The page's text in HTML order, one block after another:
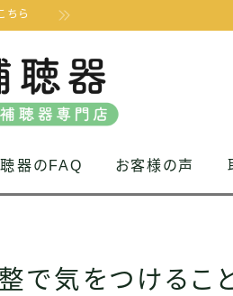
ちら
器のFAQ お客様の声
で気をつけるこ